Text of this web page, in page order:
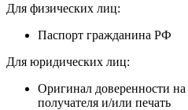
Для физических лиц:
Паспорт гражданина РФ
Для юридических лиц:
Оригинал доверенности
получателя и/или печать